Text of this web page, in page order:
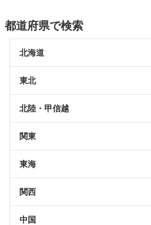
都道府県で検索
北海道
東北
北陸・甲信越
関東
東海
関西
中国